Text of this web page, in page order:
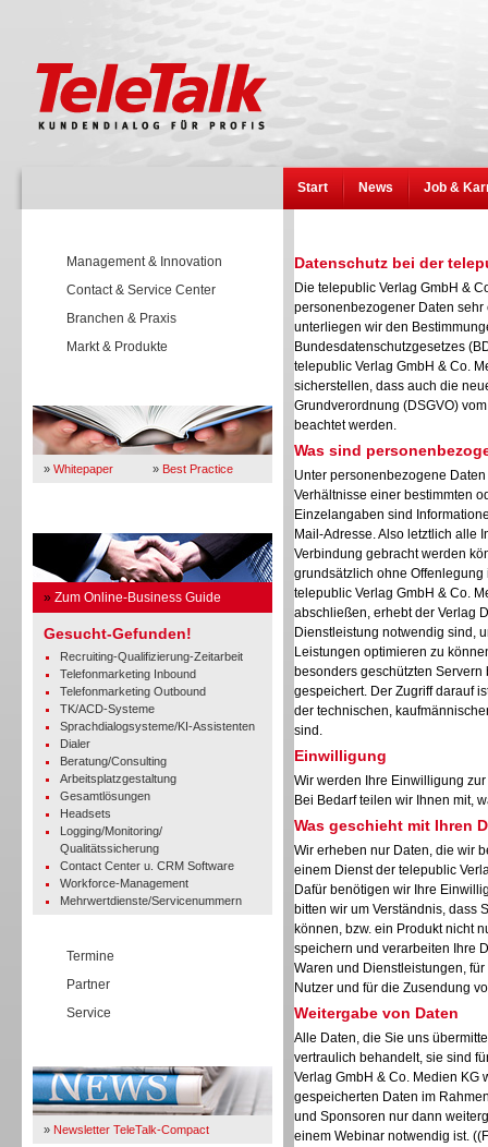
Start News Job &
Management & Innovation
Contact & Service Center
Branchen & Praxis
Markt & Produkte
» Whitepaper » Best Practice
» Zum Online-Business Guide
Gesucht-Gefunden!
Recruiting-Qualifizierung-Zeitarbeit
Telefonmarketing Inbound
Telefonmarketing Outbound
TK/ACD-Systeme
Sprachdialogsysteme/KI-Assistenten
Dialer
Beratung/Consulting
Arbeitsplatzgestaltung
Gesamtlösungen
Headsets
Logging/Monitoring/
Qualitätssicherung
Contact Center u. CRM Software
Workforce-Management
Mehrwertdienste/Servicenummern
Termine
Partner
Service
» Newsletter TeleTalk-Compact
Datenschutz bei der
Die telepublic Verlag GmbH &
personenbezogener Daten
unterliegen wir den
Bundesdatenschutzgesetzes
telepublic Verlag GmbH & Co.
sicherstellen, dass auch die
Grundverordnung (DSGVO)
beachtet werden.
Was sind
Unter personenbezogene
Verhältnisse einer bestimmten
Einzelangaben sind
Mail-Adresse. Also letztlich alle
Verbindung gebracht werden
grundsätzlich ohne
telepublic Verlag GmbH & Co.
abschließen, erhebt der Verlag
Dienstleistung notwendig sind,
Leistungen optimieren zu
besonders geschützten
gespeichert. Der Zugriff darauf
der technischen,
sind.
Einwilligung
Wir werden Ihre Einwilligung
Bei Bedarf teilen wir Ihnen mit,
Was geschieht mit Ihren
Wir erheben nur Daten, die wir
einem Dienst der telepublic
Dafür benötigen wir Ihre
bitten wir um Verständnis, dass
können, bzw. ein Produkt nicht
speichern und verarbeiten Ihre
Waren und Dienstleistungen,
Nutzer und für die Zusendung
Weitergabe von Daten
Alle Daten, die Sie uns
vertraulich behandelt, sie sind
Verlag GmbH & Co. Medien KG
gespeicherten Daten im
und Sponsoren nur dann
einem Webinar notwendig ist.